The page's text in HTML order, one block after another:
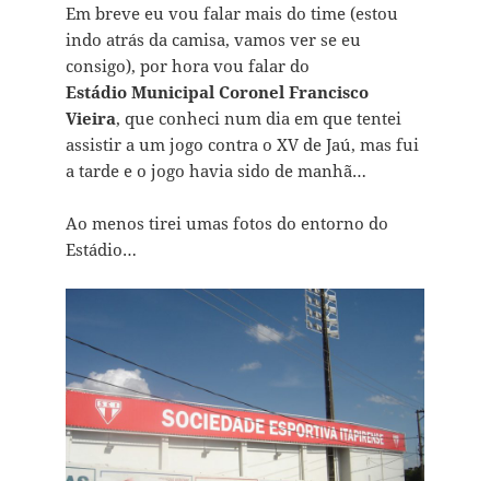
Em breve eu vou falar mais do time (estou
indo atrás da camisa, vamos ver se eu
consigo), por hora vou falar do
Estádio Municipal Coronel Francisco
Vieira, que conheci num dia em que tentei
assistir a um jogo contra o XV de Jaú, mas fui
a tarde e o jogo havia sido de manhã…
Ao menos tirei umas fotos do entorno do
Estádio…